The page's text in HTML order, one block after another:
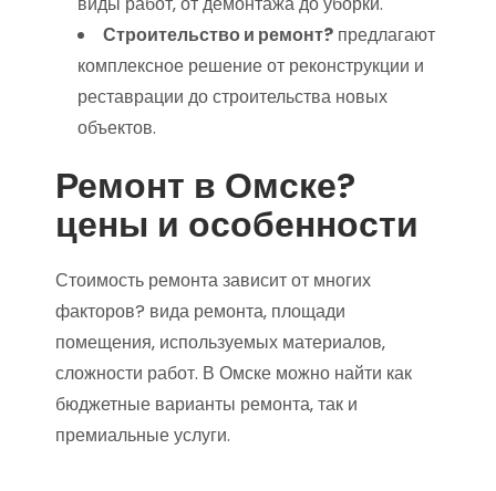
Строительство и ремонт? предлагают
комплексное решение от реконструкции и
реставрации до строительства новых
объектов.
Ремонт в Омске?
цены и особенности
Стоимость ремонта зависит от многих
факторов? вида ремонта‚ площади
помещения‚ используемых материалов‚
сложности работ. В Омске можно найти как
бюджетные варианты ремонта‚ так и
премиальные услуги.